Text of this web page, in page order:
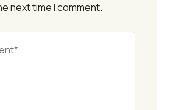
next time I comment.